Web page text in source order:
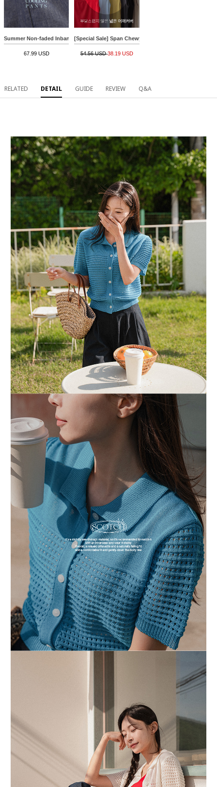
Summer Non-faded Inbanding Cold Pants
67.99 USD
[Special Sale] Span Chewy Vivid Sleeveless shirts
54.56 USD38.19 USD
RELATED DETAIL GUIDE REVIEW Q&A